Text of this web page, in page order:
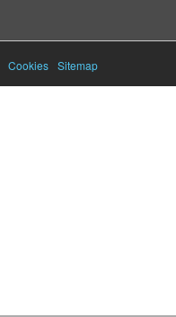
Cookies Sitemap